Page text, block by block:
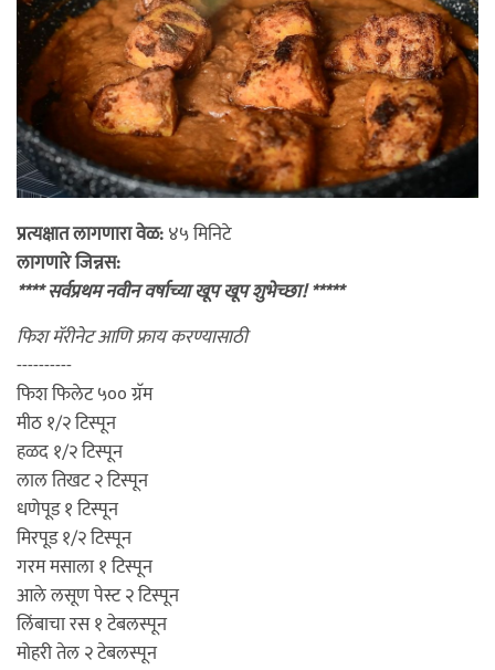
प्रत्यक्षात लागणारा वेळ:४५ मिनिटे
लागणारे जिन्नस:
**** सर्वप्रथम नवीन वर्षाच्या खूप खूप शुभेच्छा! *****
फिश मॅरीनेट आणि फ्राय करण्यासाठी
----------
फिश फिलेट ५०० ग्रॅम
मीठ १/२ टिस्पून
हळद १/२ टिस्पून
लाल तिखट २ टिस्पून
धणेपूड १ टिस्पून
मिरपूड १/२ टिस्पून
गरम मसाला १ टिस्पून
आले लसूण पेस्ट २ टिस्पून
लिंबाचा रस १ टेबलस्पून
मोहरी तेल २ टेबलस्पून